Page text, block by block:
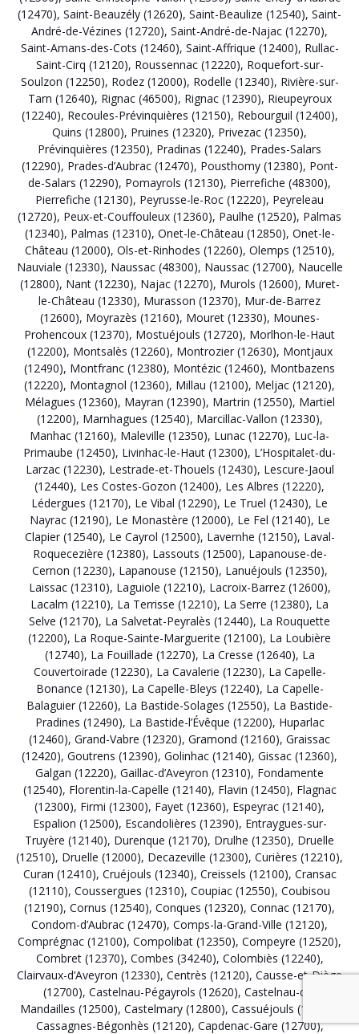
(12470), Saint-Beauzély (12620), Saint-Beaulize (12540), Saint-
André-de-Vézines (12720), Saint-André-de-Najac (12270),
Saint-Amans-des-Cots (12460), Saint-Affrique (12400), Rullac-
Saint-Cirq (12120), Roussennac (12220), Roquefort-sur-
Soulzon (12250), Rodez (12000), Rodelle (12340), Rivière-sur-
Tarn (12640), Rignac (46500), Rignac (12390), Rieupeyroux
(12240), Recoules-Prévinquières (12150), Rebourguil (12400),
Quins (12800), Pruines (12320), Privezac (12350),
Prévinquières (12350), Pradinas (12240), Prades-Salars
(12290), Prades-d’Aubrac (12470), Pousthomy (12380), Pont-
de-Salars (12290), Pomayrols (12130), Pierrefiche (48300),
Pierrefiche (12130), Peyrusse-le-Roc (12220), Peyreleau
(12720), Peux-et-Couffouleux (12360), Paulhe (12520), Palmas
(12340), Palmas (12310), Onet-le-Château (12850), Onet-le-
Château (12000), Ols-et-Rinhodes (12260), Olemps (12510),
Nauviale (12330), Naussac (48300), Naussac (12700), Naucelle
(12800), Nant (12230), Najac (12270), Murols (12600), Muret-
le-Château (12330), Murasson (12370), Mur-de-Barrez
(12600), Moyrazès (12160), Mouret (12330), Mounes-
Prohencoux (12370), Mostuéjouls (12720), Morlhon-le-Haut
(12200), Montsalès (12260), Montrozier (12630), Montjaux
(12490), Montfranc (12380), Montézic (12460), Montbazens
(12220), Montagnol (12360), Millau (12100), Meljac (12120),
Mélagues (12360), Mayran (12390), Martrin (12550), Martiel
(12200), Marnhagues (12540), Marcillac-Vallon (12330),
Manhac (12160), Maleville (12350), Lunac (12270), Luc-la-
Primaube (12450), Livinhac-le-Haut (12300), L’Hospitalet-du-
Larzac (12230), Lestrade-et-Thouels (12430), Lescure-Jaoul
(12440), Les Costes-Gozon (12400), Les Albres (12220),
Lédergues (12170), Le Vibal (12290), Le Truel (12430), Le
Nayrac (12190), Le Monastère (12000), Le Fel (12140), Le
Clapier (12540), Le Cayrol (12500), Lavernhe (12150), Laval-
Roquecezière (12380), Lassouts (12500), Lapanouse-de-
Cernon (12230), Lapanouse (12150), Lanuéjouls (12350),
Laissac (12310), Laguiole (12210), Lacroix-Barrez (12600),
Lacalm (12210), La Terrisse (12210), La Serre (12380), La
Selve (12170), La Salvetat-Peyralès (12440), La Rouquette
(12200), La Roque-Sainte-Marguerite (12100), La Loubière
(12740), La Fouillade (12270), La Cresse (12640), La
Couvertoirade (12230), La Cavalerie (12230), La Capelle-
Bonance (12130), La Capelle-Bleys (12240), La Capelle-
Balaguier (12260), La Bastide-Solages (12550), La Bastide-
Pradines (12490), La Bastide-l’Évêque (12200), Huparlac
(12460), Grand-Vabre (12320), Gramond (12160), Graissac
(12420), Goutrens (12390), Golinhac (12140), Gissac (12360),
Galgan (12220), Gaillac-d’Aveyron (12310), Fondamente
(12540), Florentin-la-Capelle (12140), Flavin (12450), Flagnac
(12300), Firmi (12300), Fayet (12360), Espeyrac (12140),
Espalion (12500), Escandolières (12390), Entraygues-sur-
Truyère (12140), Durenque (12170), Drulhe (12350), Druelle
(12510), Druelle (12000), Decazeville (12300), Curières (12210),
Curan (12410), Cruéjouls (12340), Creissels (12100), Cransac
(12110), Coussergues (12310), Coupiac (12550), Coubisou
(12190), Cornus (12540), Conques (12320), Connac (12170),
Condom-d’Aubrac (12470), Comps-la-Grand-Ville (12120),
Comprégnac (12100), Compolibat (12350), Compeyre (12520),
Combret (12370), Combes (34240), Colombiès (12240),
Clairvaux-d’Aveyron (12330), Centrès (12120), Causse-et-Diège
(12700), Castelnau-Pégayrols (12620), Castelnau-de-
Mandailles (12500), Castelmary (12800), Cassuéjouls (12210)
Cassagnes-Bégonhès (12120), Capdenac-Gare (12700),